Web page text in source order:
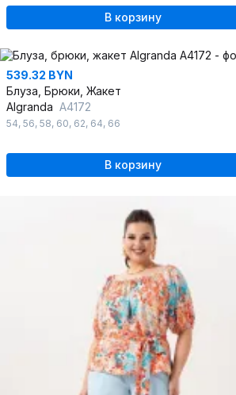
В корзину
539.32 BYN
Блуза, Брюки, Жакет
Algranda А4172
54, 56, 58, 60, 62, 64, 66
В корзину